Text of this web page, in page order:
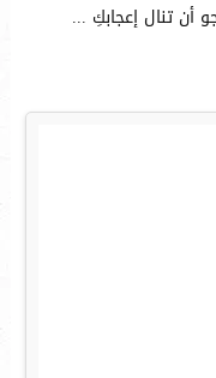
أن تنال إعجابكِ ...